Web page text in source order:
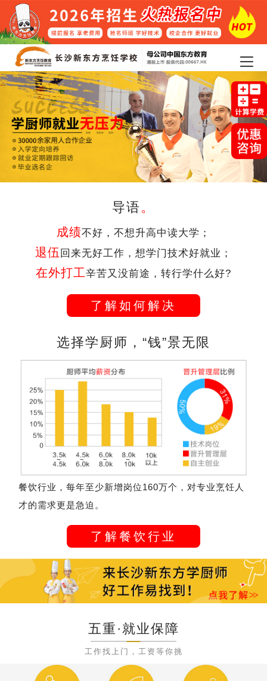
导语。
成绩不好，不想升高中读大学；
退伍 回来无好工作，想学门技术好就业；
在外打工辛苦又没前途，转行学什么好?
了解如何解决
选择学厨师，“钱”景无限
餐饮行业，每年至少新增岗位160万个，对专业烹饪人
才的需求更是急迫。
了解餐饮行业
五重·就业保障
工作找上门，工资等你挑